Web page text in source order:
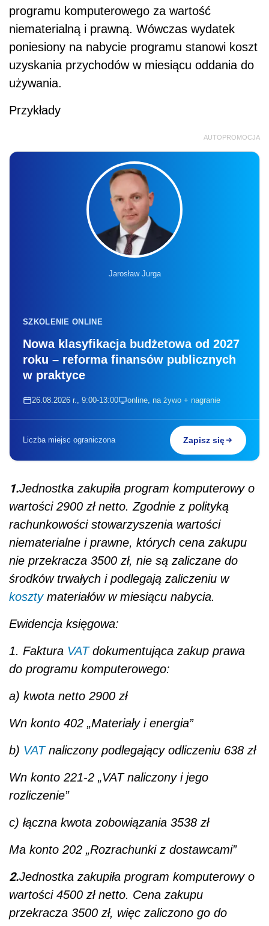
programu komputerowego za wartość
niematerialną i prawną. Wówczas wydatek
poniesiony na nabycie programu stanowi koszt
uzyskania przychodów w miesiącu oddania do
używania.
Przykłady
AUTOPROMOCJA
Jarosław Jurga
SZKOLENIE ONLINE
Nowa klasyfikacja budżetowa od 2027
roku – reforma finansów publicznych
w praktyce
26.08.2026 r., 9:00-13:00 online, na żywo + nagranie
Liczba miejsc ograniczona Zapisz się
1.Jednostka zakupiła program komputerowy o
wartości 2900 zł netto. Zgodnie z polityką
rachunkowości stowarzyszenia wartości
niematerialne i prawne, których cena zakupu
nie przekracza 3500 zł, nie są zaliczane do
środków trwałych i podlegają zaliczeniu w
kosztymateriałów w miesiącu nabycia.
Ewidencja księgowa:
1. Faktura VATdokumentująca zakup prawa
do programu komputerowego:
a) kwota netto 2900 zł
Wn konto 402 „Materiały i energia”
b) VATnaliczony podlegający odliczeniu 638 zł
Wn konto 221-2 „VAT naliczony i jego
rozliczenie”
c) łączna kwota zobowiązania 3538 zł
Ma konto 202 „Rozrachunki z dostawcami”
2.Jednostka zakupiła program komputerowy o
wartości 4500 zł netto. Cena zakupu
przekracza 3500 zł, więc zaliczono go do